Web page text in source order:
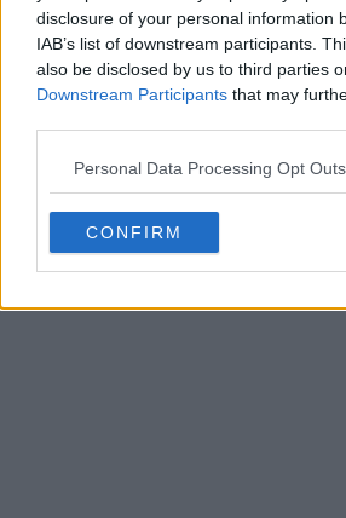
disclosure of your personal information
IAB’s list of downstream participants.
also be disclosed by us to third parties
Downstream Participants that may
Personal Data Processing Opt Outs
CONFIRM